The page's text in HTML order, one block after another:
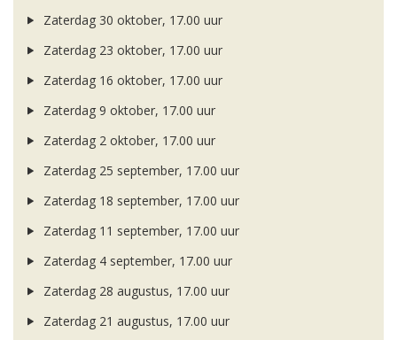
Zaterdag 30 oktober, 17.00 uur
Zaterdag 23 oktober, 17.00 uur
Zaterdag 16 oktober, 17.00 uur
Zaterdag 9 oktober, 17.00 uur
Zaterdag 2 oktober, 17.00 uur
Zaterdag 25 september, 17.00 uur
Zaterdag 18 september, 17.00 uur
Zaterdag 11 september, 17.00 uur
Zaterdag 4 september, 17.00 uur
Zaterdag 28 augustus, 17.00 uur
Zaterdag 21 augustus, 17.00 uur